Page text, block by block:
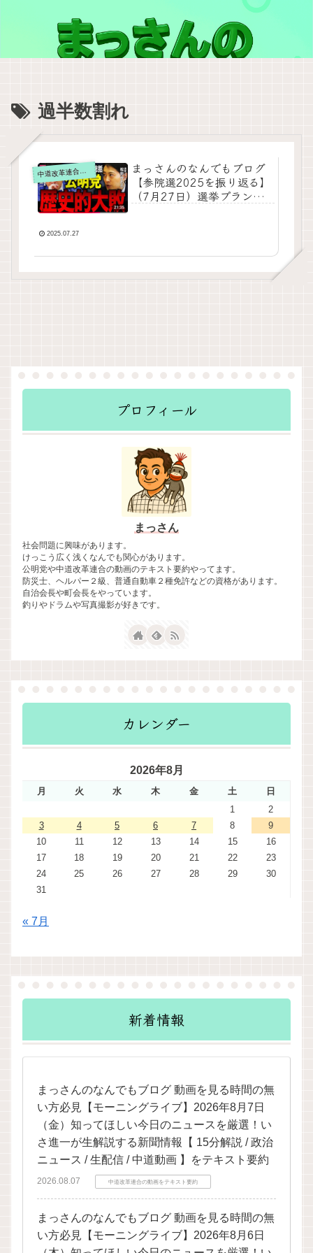
過半数割れ
中道改革連合の動画をテキスト要約
まっさんのなんでもブログ
【参院選2025を振り返る】
（7月27日）選挙プランナ
2025.07.27
プロフィール
まっさん
社会問題に興味があります。
けっこう広く浅くなんでも関心があります。
公明党や中道改革連合の動画のテキスト要約やってます。
防災士、ヘルパー２級、普通自動車２種免許などの資格があります。
自治会長や町会長をやっています。
釣りやドラムや写真撮影が好きです。
カレンダー
2026年8月
月 火 水 木 金 土
日
1
2
3
4 5 6 7 8
9
10
11 12 13 14 15
16
17
18 19 20 21 22
23
24
25 26 27 28 29
30
31
« 7月
新着情報
まっさんのなんでもブログ 動画を見る時間の無
い方必見【モーニングライブ】2026年8月7日
（金）知ってほしい今日のニュースを厳選！い
さ進一が生解説する新聞情報【 15分解説 / 政治
ニュース / 生配信 / 中道動画 】をテキスト要約
2026.08.07 中道改革連合の動画をテキスト要約
まっさんのなんでもブログ 動画を見る時間の無
い方必見【モーニングライブ】2026年8月6日